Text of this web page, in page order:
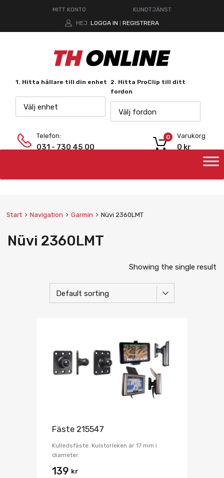
MITT KONTO
KUNDTJÄNST
HEJ. LOGGA IN REGISTRERA
1. Hitta hållare till din enhet
Välj enhet
2. Hitta ProClip till ditt
fordon
Välj fordon
Telefon:
031 - 730 45 00
Varukorg
0 kr
0
Start Navigation Garmin Nüvi 2360LMT
Nüvi 2360LMT
Showing the single result
Fäste 215547
Kulledsfäste. Kulstorleken är 17 mm i
diameter.
139 kr